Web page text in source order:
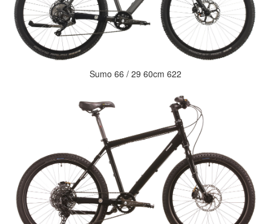
Sumo 66 / 29 60cm 622